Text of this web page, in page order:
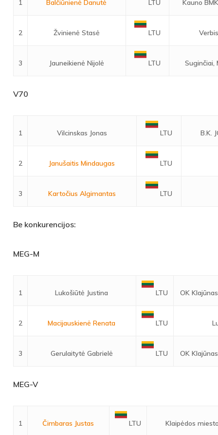
1 Balčiūnienė Danutė LTU Kauno
2 Žvinienė Stasė LTU
3 Jauneikienė Nijolė LTU Suginčiai,
V70
1 Vilcinskas Jonas LTU B.K.
2 Janušaitis Mindaugas LTU
3 Kartočius Algimantas LTU
Be konkurencijos:
MEG-M
1 Lukošiūtė Justina LTU OK
2 Macijauskienė Renata LTU
3 Gerulaitytė Gabrielė LTU OK
MEG-V
1 Čimbaras Justas LTU Klaipėdos